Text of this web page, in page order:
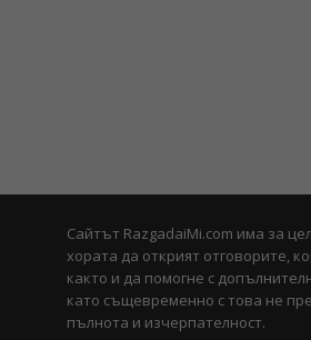
Сайтът RazgadaiMi.com има за
хората да открият отговорите,
както и да помогне с
като същевременно с това не
пълнота и изчерпателност.